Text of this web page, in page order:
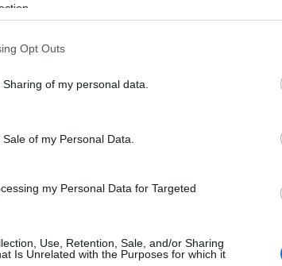
Opt Outs
of my personal data.
of my Personal Data.
my Personal Data for Targeted
Use, Retention, Sale, and/or Sharing
Is Unrelated with the Purposes for which it